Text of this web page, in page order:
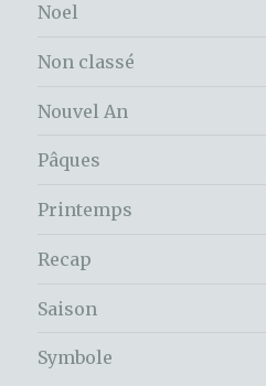
Noel
Non classé
Nouvel An
Pâques
Printemps
Recap
Saison
Symbole